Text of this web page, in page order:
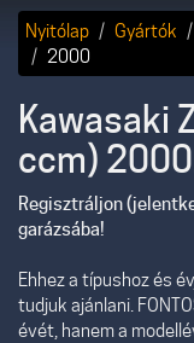
Nyitólap Gyártók
2000
Kawasaki
ccm)
Regisztráljon
garázsába!
Ehhez a típushoz és
tudjuk ajánlani.
évét, hanem a